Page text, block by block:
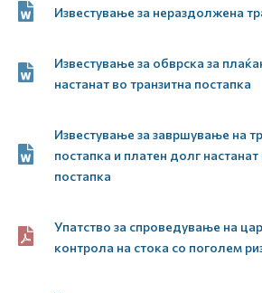
Известување за нераздолжена
Известување за обврска за
настанат во транзитна постапка
Известување за завршување на
постапка и платен долг настанат
постапка
Упатство за спроведување на
контрола на стока со поголем